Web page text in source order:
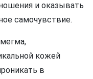
и оказывать
самочувствие.
кожей
в